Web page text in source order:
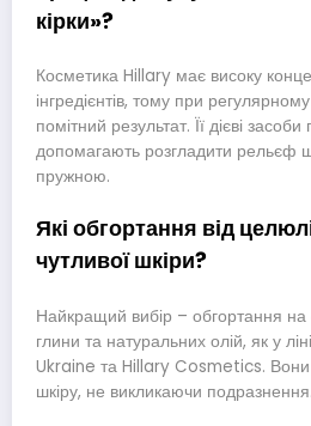
кірки»?
Косметика Hillary має високу
інгредієнтів, тому при
помітний результат. Її дієві
допомагають розгладити рельєф
пружною.
Які обгортання від
чутливої шкіри?
Найкращий вибір – обгортання на
глини та натуральних олій, як у
Ukraine та Hillary Cosmetics. Вони
шкіру, не викликаючи подразнення.